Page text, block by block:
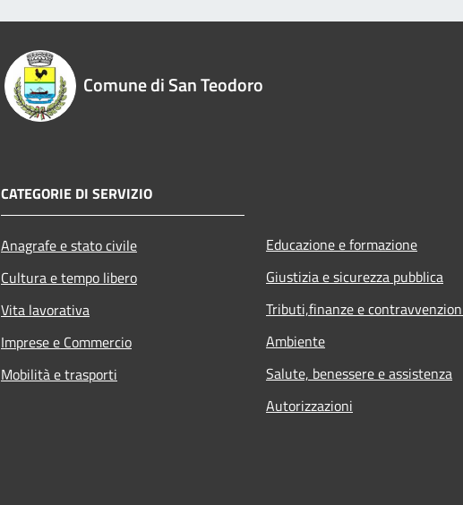
Comune di San Teodoro
CATEGORIE DI SERVIZIO
Anagrafe e stato civile
Cultura e tempo libero
Vita lavorativa
Imprese e Commercio
Mobilità e trasporti
Educazione e formazione
Giustizia e sicurezza pubblica
Tributi,finanze e
Ambiente
Salute, benessere e assistenza
Autorizzazioni